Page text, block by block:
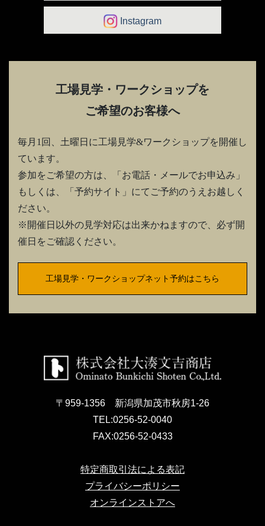
Instagram
工場見学・ワークショップを
ご希望のお客様へ
毎月1回、土曜日に工場見学&ワークショップを開催し
ています。
参加をご希望の方は、「お電話・メールでお申込み」
もしくは、「予約サイト」にてご予約のうえお越しく
ださい。
※開催日以外の見学対応は出来かねますので、必ず開
催日をご確認ください。
工場見学・ワークショップネット予約はこちら
〒959-1356 新潟県加茂市秋房1-26
TEL:0256-52-0040
FAX:0256-52-0433
特定商取引法による表記
プライバシーポリシー
オンラインストアへ